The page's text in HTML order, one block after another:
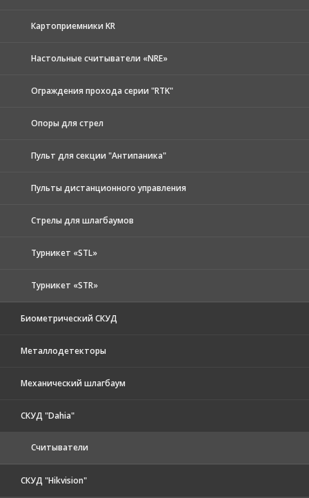
Картоприемники KR
Настольные считыватели «NRE»
Ограждения прохода серии "RTK"
Опоры для стрел
Пульт для секции "Антипаника"
Пульты дистанционного управления
Стрелы для шлагбаумов
Турникет «STL»
Турникет «STR»
Биометрический СКУД
Металлодетекторы
Механический шлагбаум
СКУД "Dahia"
Считыватели
СКУД "Hikvision"